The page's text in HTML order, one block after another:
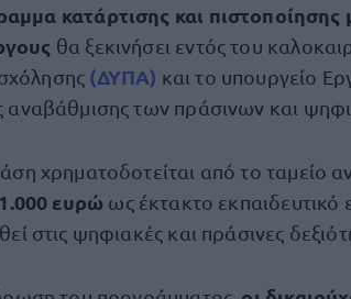
κατάρτισης και
θα ξεκινήσει εντός του
(ΔΥΠΑ) και το υπουργείο
των πράσινων και
χρηματοδοτείται από το ταμείο
ευρώ ως έκτακτο
στις ψηφιακές και πράσινες